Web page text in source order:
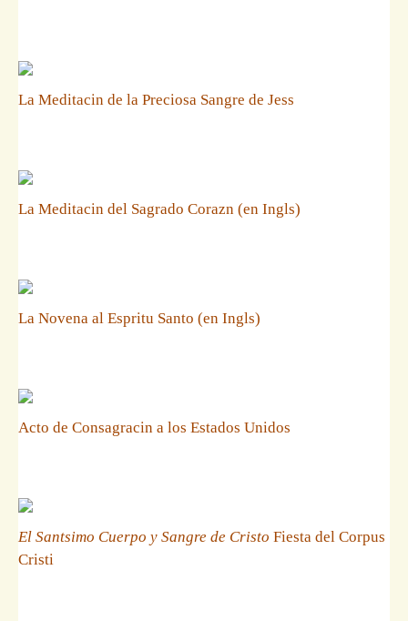
La Meditacin de la Preciosa Sangre de Jess
La Meditacin del Sagrado Corazn (en Ingls)
La Novena al Espritu Santo (en Ingls)
Acto de Consagracin a los Estados Unidos
El Santsimo Cuerpo y Sangre de Cristo Fiesta del Corpus
Cristi